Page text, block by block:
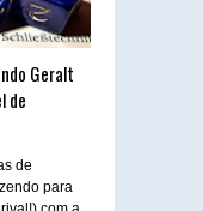
Geralt
de
de
para